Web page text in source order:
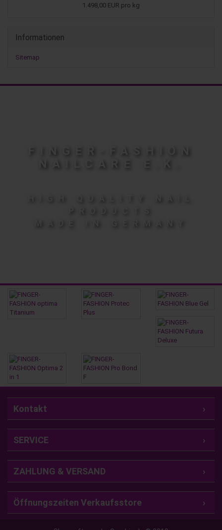
1.498,00 EUR pro kg
Informationen
Sitemap
FINGER-FASHION
NAILCARE E.K.
Kontakt
SERVICE
ZAHLUNG & VERSAND
Öffnungszeiten Verkaufsstore